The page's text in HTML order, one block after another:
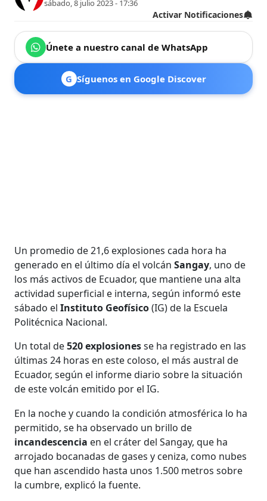
sábado, 8 julio 2023 - 17:36
Activar Notificaciones
Únete a nuestro canal de WhatsApp
G Síguenos en Google Discover
Un promedio de 21,6 explosiones cada hora ha
generado en el último día el volcánSangay, uno de
los más activos de Ecuador, que mantiene una alta
actividad superficial e interna, según informó este
sábado elInstituto Geofísico(IG) de la Escuela
Politécnica Nacional.
Un total de520 explosionesse ha registrado en las
últimas 24 horas en este coloso, el más austral de
Ecuador, según el informe diario sobre la situación
de este volcán emitido por el IG.
En la noche y cuando la condición atmosférica lo ha
permitido, se ha observado un brillo de
incandescencia en el cráter del Sangay, que ha
arrojado bocanadas de gases y ceniza, como nubes
que han ascendido hasta unos 1.500 metros sobre
la cumbre, explicó la fuente.